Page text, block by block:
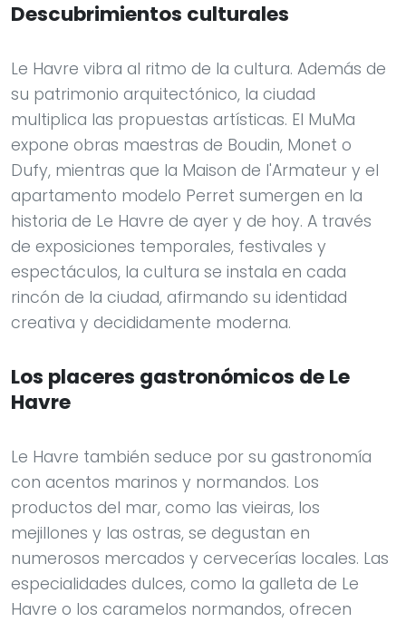
Descubrimientos culturales
Le Havre vibra al ritmo de la cultura. Además de
su patrimonio arquitectónico, la ciudad
multiplica las propuestas artísticas. El MuMa
expone obras maestras de Boudin, Monet o
Dufy, mientras que la Maison de l'Armateur y el
apartamento modelo Perret sumergen en la
historia de Le Havre de ayer y de hoy. A través
de exposiciones temporales, festivales y
espectáculos, la cultura se instala en cada
rincón de la ciudad, afirmando su identidad
creativa y decididamente moderna.
Los placeres gastronómicos de Le
Havre
Le Havre también seduce por su gastronomía
con acentos marinos y normandos. Los
productos del mar, como las vieiras, los
mejillones y las ostras, se degustan en
numerosos mercados y cervecerías locales. Las
especialidades dulces, como la galleta de Le
Havre o los caramelos normandos, ofrecen